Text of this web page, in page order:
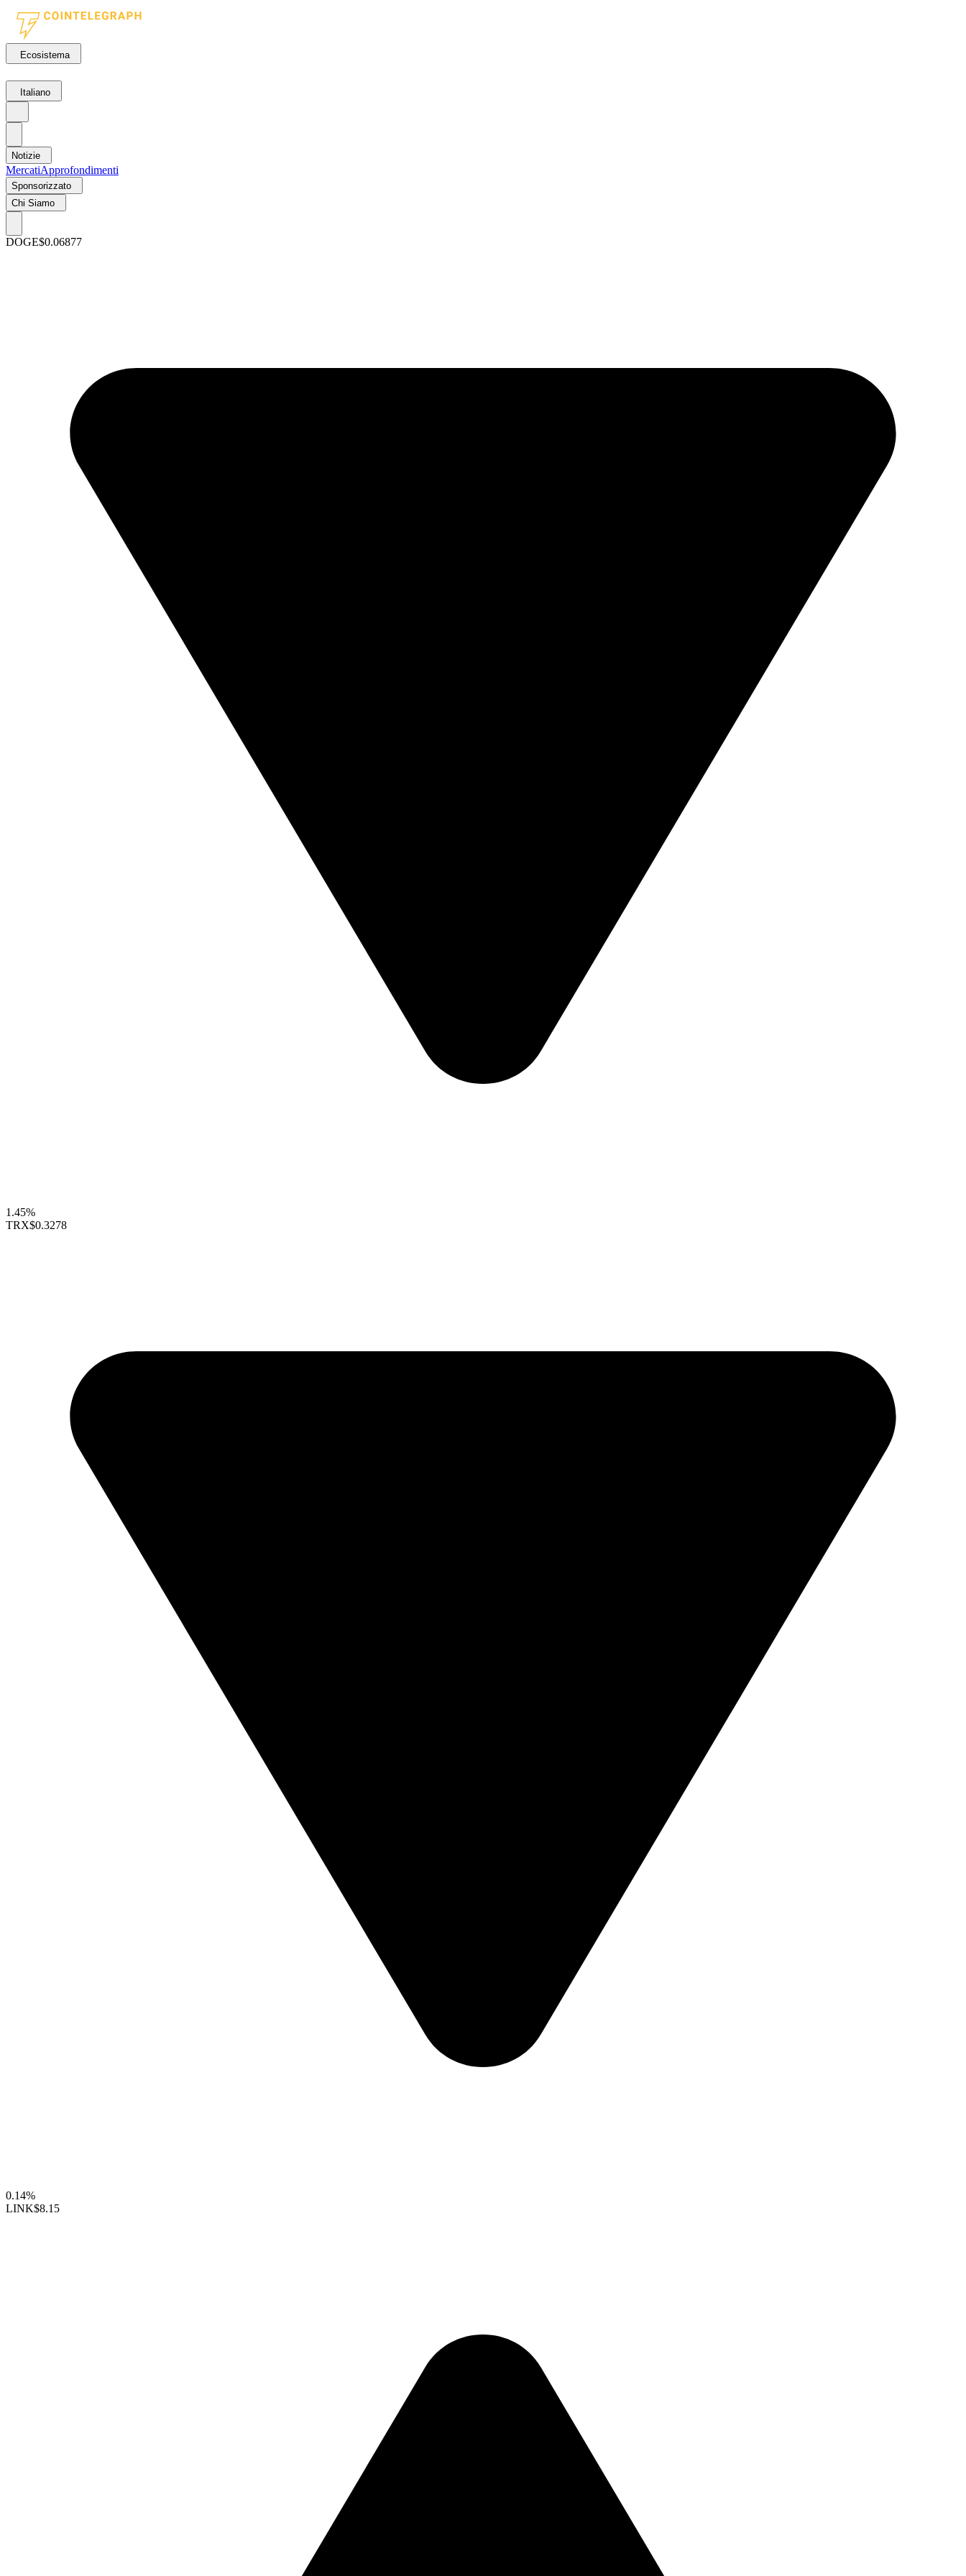
Ecosistema
Italiano
Notizie
MercatiApprofondimenti
Sponsorizzato
Chi Siamo
DOGE$0.06877
1.45%
TRX$0.3278
0.14%
LINK$8.15